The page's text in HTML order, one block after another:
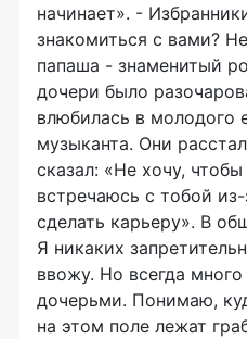
начинает». -
знакомиться с вами?
папаша - знаменитый
дочери было
влюбилась в молодого
музыканта. Они
сказал: «Не хочу,
встречаюсь с тобой
сделать карьеру». В
Я никаких
ввожу. Но всегда
дочерьми. Понимаю,
на этом поле лежат